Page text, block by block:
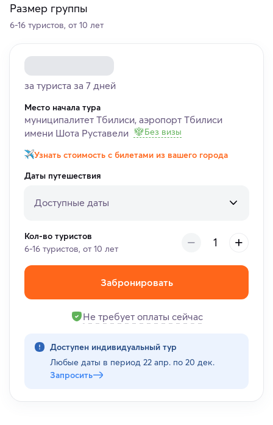
Размер группы
6-16 туристов, от 10 лет
за туриста за 7 дней
Место начала тура
муниципалитет Тбилиси, аэропорт Тбилиси
имени Шота Руставели
Без визы
Узнать стоимость с билетами из вашего города
Даты путешествия
Доступные даты
Кол-во туристов
6-16 туристов, от 10 лет
Забронировать
Не требует оплаты сейчас
Доступен индивидуальный тур
Любые даты в период 22 апр. по 20 дек.
Запросить